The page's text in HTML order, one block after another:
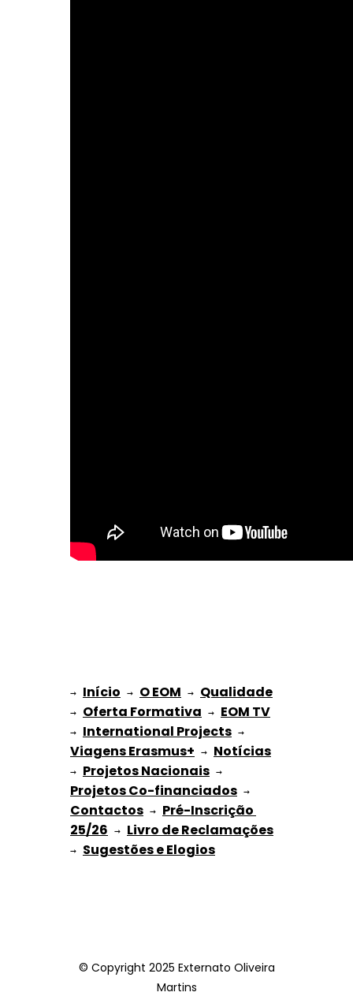
→ Início → O EOM → Qualidade
→ Oferta Formativa → EOM TV
→ International Projects
Viagens Erasmus+ → Notícias
→ Projetos Nacionais
Projetos Co-financiados
Contactos → Pré-Inscrição
25/26 → Livro de Reclamações
→ Sugestões e Elogios
© Copyright 2025 Externato Oliveira
Martins